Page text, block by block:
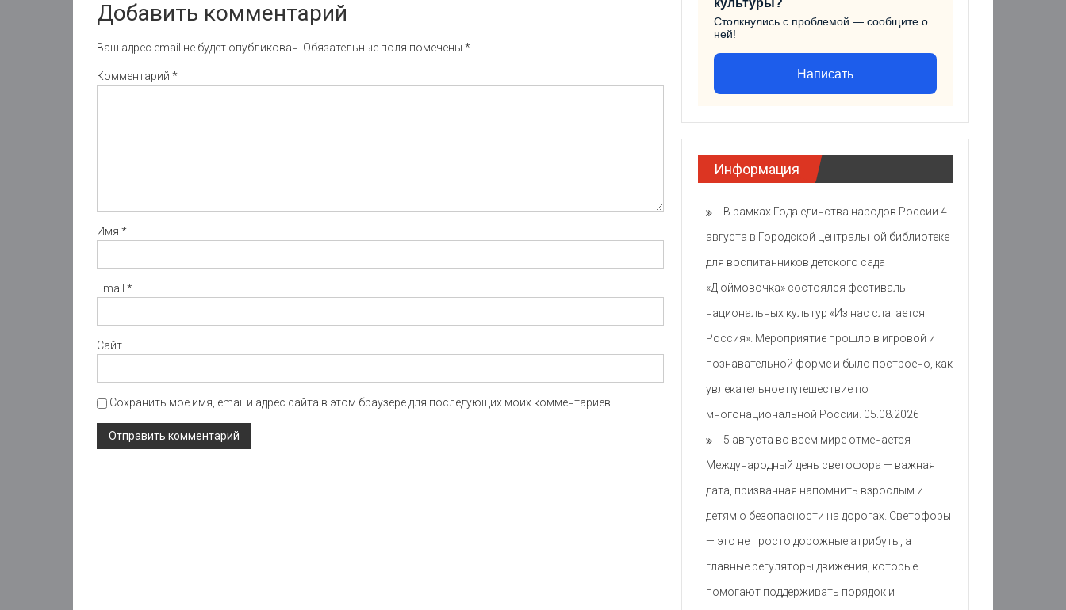
Добавить комментарий
Ваш адрес email не будет опубликован. Обязательные поля помечены *
Комментарий *
Имя *
Email *
Сайт
Сохранить моё имя, email и адрес сайта в этом браузере для последующих моих комментариев.
культуры?
Столкнулись с проблемой — сообщите о
ней!
Написать
Информация
В рамках Года единства народов России 4
августа в Городской центральной библиотеке
для воспитанников детского сада
«Дюймовочка» состоялся фестиваль
национальных культур «Из нас слагается
Россия». Мероприятие прошло в игровой и
познавательной форме и было построено, как
увлекательное путешествие по
многонациональной России. 05.08.2026
5 августа во всем мире отмечается
Международный день светофора — важная
дата, призванная напомнить взрослым и
детям о безопасности на дорогах. Светофоры
— это не просто дорожные атрибуты, а
главные регуляторы движения, которые
помогают поддерживать порядок и